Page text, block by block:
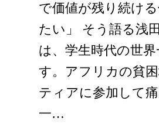
で価値が残り続け
たい」 そう語る浅
は、学生時代の世
す。アフリカの貧
ティアに参加して痛
一…